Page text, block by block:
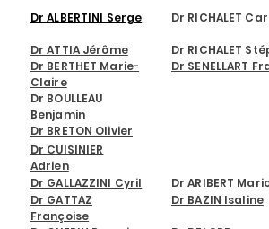
Dr ALBERTINI Serge
Dr ATTIA Jérôme
Dr BERTHET Marie-
Claire
Dr BOULLEAU
Benjamin
Dr BRETON Olivier
Dr CUISINIER
Adrien
Dr GALLAZZINI Cyril
Dr GATTAZ
Françoise
Dr RICHALET
Dr RICHALET
Dr SENELLART
Dr ARIBERT
Dr BAZIN Isaline